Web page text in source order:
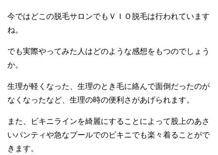
今ではどこの脱毛サロンでもＶＩＯ脱毛は行われています
ね。
でも実際やってみた人はどのような感想をもつのでしょう
か。
生理が軽くなった、生理のとき毛に絡んで面倒だったのが
なくなったなど、生理の時の便利さがあげられます。
また、ビキニラインを綺麗にすることによって股上のあさ
いパンティや急なプールでのビキニでも楽々着ることがで
きます。